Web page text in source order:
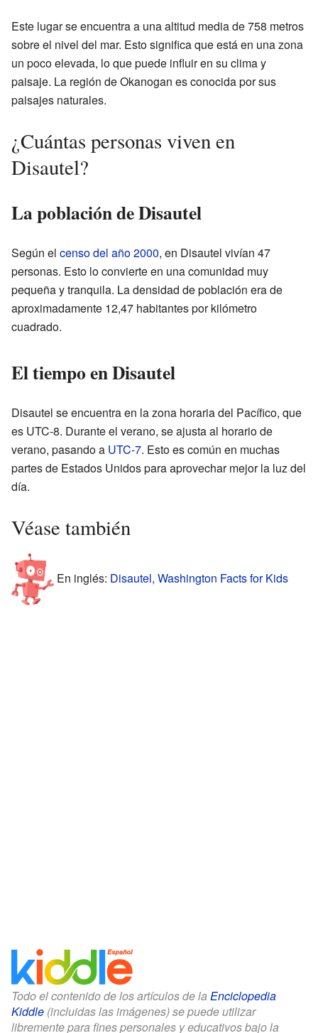
Este lugar se encuentra a una altitud media de 758 metros
sobre el nivel del mar. Esto significa que está en una zona
un poco elevada, lo que puede influir en su clima y
paisaje. La región de Okanogan es conocida por sus
paisajes naturales.
¿Cuántas personas viven en
Disautel?
La población de Disautel
Según el censo del año 2000, en Disautel vivían 47
personas. Esto lo convierte en una comunidad muy
pequeña y tranquila. La densidad de población era de
aproximadamente 12,47 habitantes por kilómetro
cuadrado.
El tiempo en Disautel
Disautel se encuentra en la zona horaria del Pacífico, que
es UTC-8. Durante el verano, se ajusta al horario de
verano, pasando a UTC-7. Esto es común en muchas
partes de Estados Unidos para aprovechar mejor la luz del
día.
Véase también
En inglés: Disautel, Washington Facts for Kids
Todo el contenido de los artículos de la Enciclopedia
Kiddle (incluidas las imágenes) se puede utilizar
libremente para fines personales y educativos bajo la